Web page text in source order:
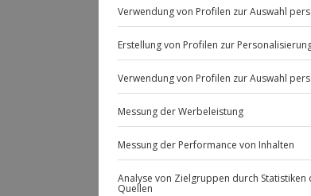
des Hauptreisenden: 18 Jahre
für Personen mit Handicap nach Absprache mit dem
gültig für 2 Personen
Steuer können Zusatzkosten anfallen (die